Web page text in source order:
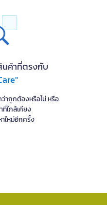
ค้าที่ตรงกับ
าถูกต้องหรือไม่ หรือ
ที่ใกล้เคียง
ใหม่อีกครั้ง